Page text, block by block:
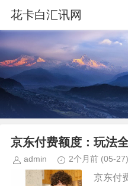
花卡白汇讯网
京东付费额度：玩法
admin 2个月前 (05-27)
京东付